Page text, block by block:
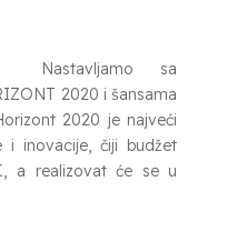
Nastavljamo sa
2020 i šansama
2020 je najveći
i inovacije, čiji budžet
a realizovat će se u